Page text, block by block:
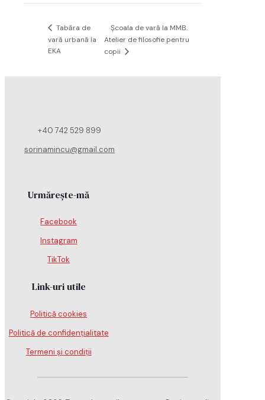
Tabăra de
vară urbană la
EKA
Școala de vară la MMB.
Atelier de filosofie pentru
copii
+40 742 529 899
sorinamincu@gmail.com
Urmărește-mă
Facebook
Instagram
TikTok
Link-uri utile
Politică cookies
Politică de confidențialitate
Termeni și condiții